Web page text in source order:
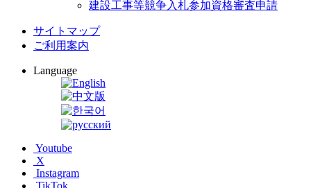
建設工事等競争入札参加資格審査申請
サイトマップ
ご利用案内
Language
Youtube
X
Instagram
TikTok